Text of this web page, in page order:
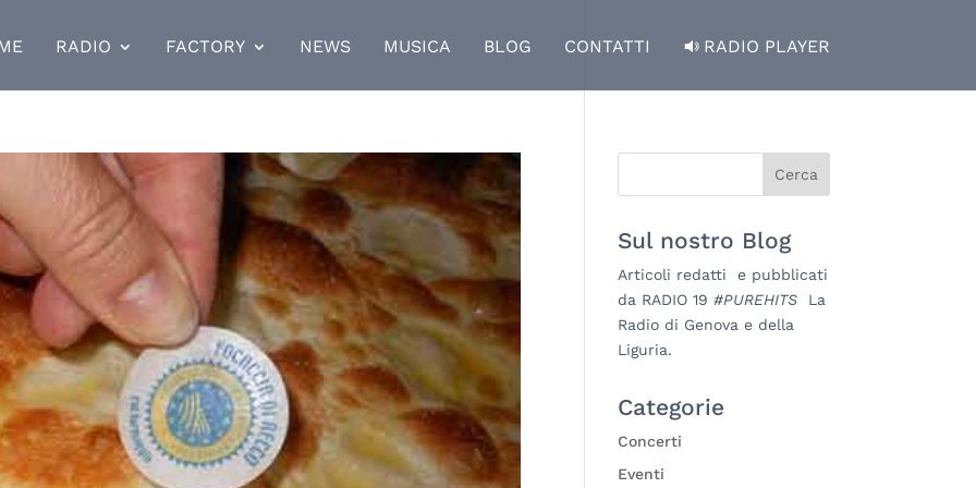
RADIO FACTORY NEWS MUSICA BLOG CONTATTI RADIO PLAYER
Sul nostro Blog
Articoli redatti e pubblicati
da RADIO 19#PUREHITS La
Radio di Genova e della
Liguria.
Categorie
Concerti
Eventi